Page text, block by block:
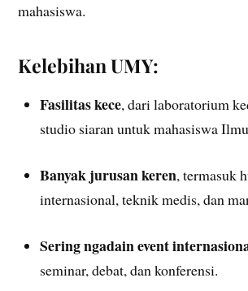
mahasiswa.
Kelebihan UMY:
Fasilitas kece, dari laboratorium
studio siaran untuk mahasiswa
Banyak jurusan keren, termasuk
internasional, teknik medis, dan
Sering ngadain event
seminar, debat, dan konferensi.